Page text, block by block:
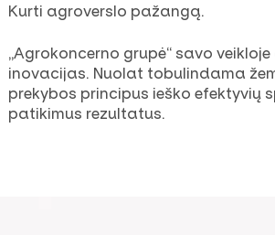
Kurti agroverslo pažangą.
„Agrokoncerno grupė“ savo
inovacijas. Nuolat tobulindama
prekybos principus ieško efektyvių
patikimus rezultatus.